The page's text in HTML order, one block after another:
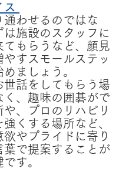
ス
通わせるのではな
は施設のスタッフに
てもらうなど、顔見
やすスモールステッ
ましょう。
世話をしてもらう場
く、趣味の囲碁がで
や、プロのリハビリ
強くする場所など、
欲やプライドに寄り
葉で提案することが
す。